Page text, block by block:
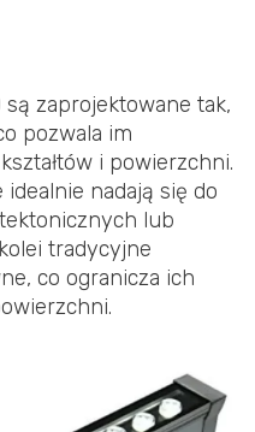
są zaprojektowane tak,
pozwala im
i powierzchni.
nadają się do
lub
tradycyjne
co ogranicza ich